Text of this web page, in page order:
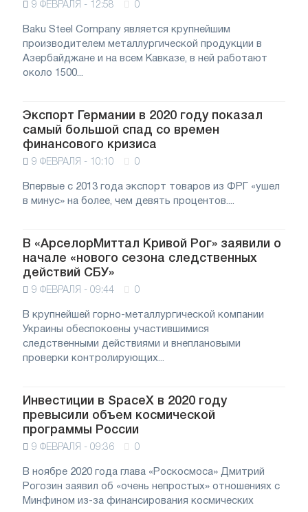
9 ФЕВРАЛЯ - 12:58 0
Baku Steel Company является крупнейшим
производителем металлургической продукции в
Азербайджане и на всем Кавказе, в ней работают
около 1500...
Экспорт Германии в 2020 году показал
самый большой спад со времен
финансового кризиса
9 ФЕВРАЛЯ - 10:10 0
Впервые с 2013 года экспорт товаров из ФРГ «ушел
в минус» на более, чем девять процентов....
В «АрселорМиттал Кривой Рог» заявили о
начале «нового сезона следственных
действий СБУ»
9 ФЕВРАЛЯ - 09:44 0
В крупнейшей горно-металлургической компании
Украины обеспокоены участившимися
следственными действиями и внеплановыми
проверки контролирующих...
Инвестиции в SpaceX в 2020 году
превысили объем космической
программы России
9 ФЕВРАЛЯ - 09:36 0
В ноябре 2020 года глава «Роскосмоса» Дмитрий
Рогозин заявил об «очень непростых» отношениях с
Минфином из-за финансирования космических